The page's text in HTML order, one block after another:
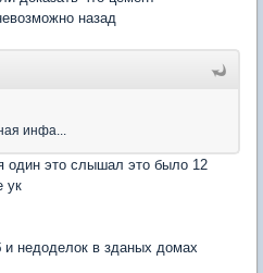
назад
инфа...
один это слышал это было 12
ук
и недоделок в зданых домах